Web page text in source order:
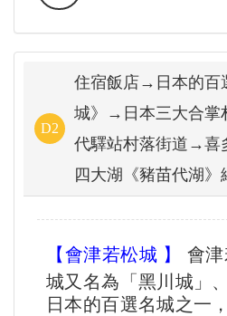
D2
住宿飯店→日本的百
城》→日本三大合掌
代驛站村落街道→喜
四大湖《豬苗代湖》
【會津若松城 】​
會
城又名為「黑川城」
日本的百選名城之一